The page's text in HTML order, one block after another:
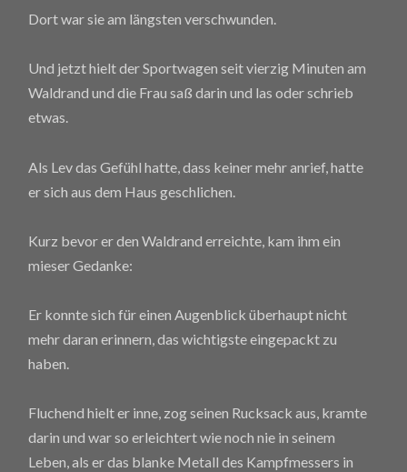
Dort war sie am längsten verschwunden.
Und jetzt hielt der Sportwagen seit vierzig Minuten am
Waldrand und die Frau saß darin und las oder schrieb
etwas.
Als Lev das Gefühl hatte, dass keiner mehr anrief, hatte
er sich aus dem Haus geschlichen.
Kurz bevor er den Waldrand erreichte, kam ihm ein
mieser Gedanke:
Er konnte sich für einen Augenblick überhaupt nicht
mehr daran erinnern, das wichtigste eingepackt zu
haben.
Fluchend hielt er inne, zog seinen Rucksack aus, kramte
darin und war so erleichtert wie noch nie in seinem
Leben, als er das blanke Metall des Kampfmessers in